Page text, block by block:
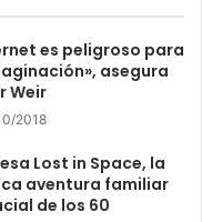
es peligroso para
asegura
Weir
2018
Lost in Space, la
aventura familiar
de los 60